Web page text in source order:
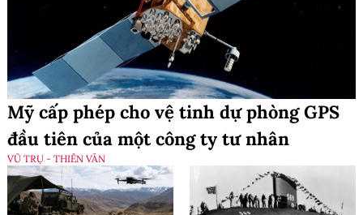
Mỹ cấp phép cho vệ tinh dự phòng GPS
đầu tiên của một công ty tư nhân
VŨ TRỤ - THIÊN VĂN